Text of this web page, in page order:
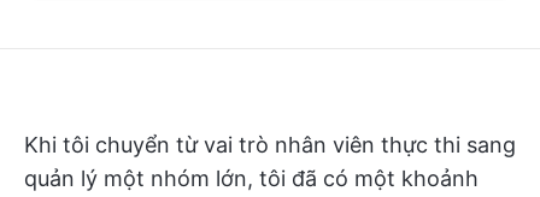
Khi tôi chuyển từ vai trò nhân viên thực thi sang
quản lý một nhóm lớn, tôi đã có một khoảnh